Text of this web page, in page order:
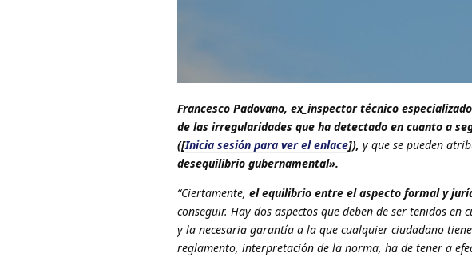
Francesco Padovano, ex_inspector técnico
de las irregularidades que ha detectado en cuanto a
([Inicia sesión para ver el enlace]), y que se pueden
desequilibrio gubernamental».
“Ciertamente, el equilibrio entre el aspecto formal y
conseguir. Hay dos aspectos que deben de ser tenidos
y la necesaria garantía a la que cualquier ciudadano
reglamento, interpretación de la norma, ha de tener a